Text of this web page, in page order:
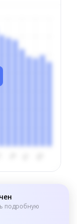
подробную